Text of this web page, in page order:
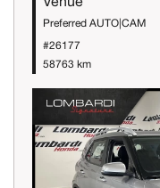
Preferred AUTO|CAM
#26177
58763 km